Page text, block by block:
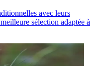
avec leurs
sélection adaptée à